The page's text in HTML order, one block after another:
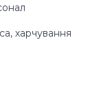
харчування